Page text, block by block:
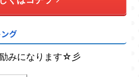
グ
みになります☆彡